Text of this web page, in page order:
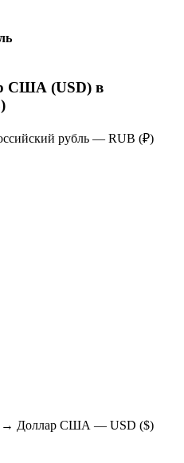
США (USD) в
рубль — RUB (₽)
→ Доллар США — USD ($)